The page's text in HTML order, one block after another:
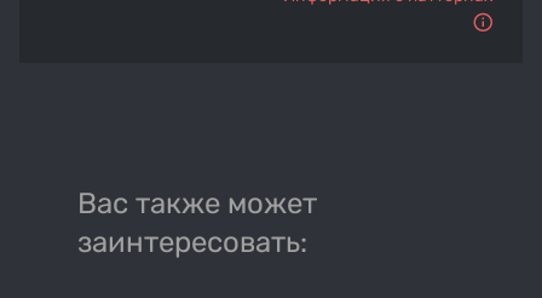
Вас также может
заинтересовать: